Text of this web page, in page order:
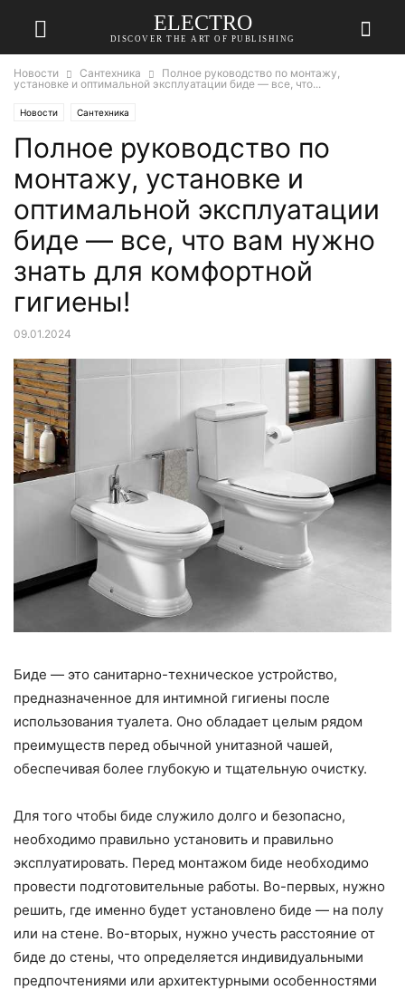
ELECTRO
DISCOVER THE ART OF PUBLISHING
Новости Сантехника
Полное руководство по монтажу,
установке и оптимальной эксплуатации биде — все, что...
Новости Сантехника
Полное руководство по
монтажу, установке и
оптимальной эксплуатации
биде — все, что вам нужно
знать для комфортной
гигиены!
09.01.2024
Биде — это санитарно-техническое устройство,
предназначенное для интимной гигиены после
использования туалета. Оно обладает целым рядом
преимуществ перед обычной унитазной чашей,
обеспечивая более глубокую и тщательную очистку.
Для того чтобы биде служило долго и безопасно,
необходимо правильно установить и правильно
эксплуатировать. Перед монтажом биде необходимо
провести подготовительные работы. Во-первых, нужно
решить, где именно будет установлено биде — на полу
или на стене. Во-вторых, нужно учесть расстояние от
биде до стены, что определяется индивидуальными
предпочтениями или архитектурными особенностями